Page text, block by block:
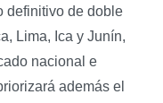
definitivo de doble
Lima, Ica y Junín,
nacional e
además el